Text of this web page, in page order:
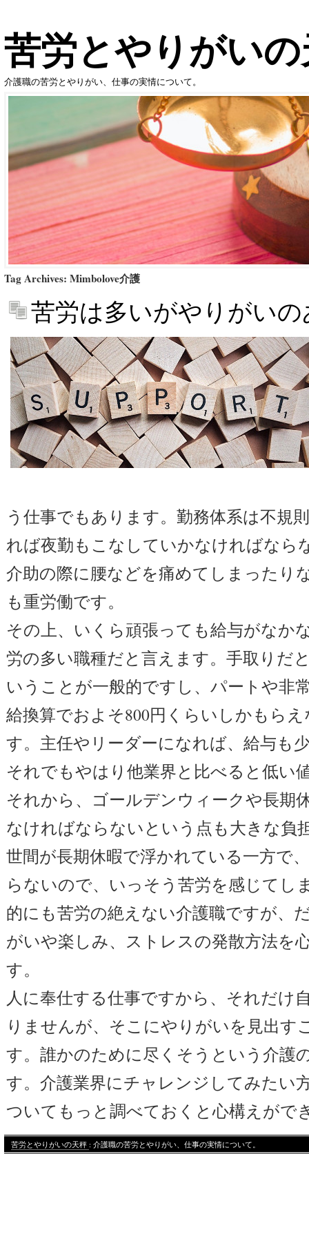
苦労とやりがい
介護職の苦労とやりがい、仕事の実情について。
Tag Archives: Mimbolove介護
苦労は多いがやりがい
う仕事でもあります。勤務体系は不規
れば夜勤もこなしていかなければなら
介助の際に腰などを痛めてしまったり
も重労働です。
その上、いくら頑張っても給与がなか
労の多い職種だと言えます。手取りだ
いうことが一般的ですし、パートや非
給換算でおよそ800円くらいしかもら
す。主任やリーダーになれば、給与も
それでもやはり他業界と比べると低い
それから、ゴールデンウィークや長期
なければならないという点も大きな負
世間が長期休暇で浮かれている一方で
らないので、いっそう苦労を感じてし
的にも苦労の絶えない介護職ですが、
がいや楽しみ、ストレスの発散方法を
す。
人に奉仕する仕事ですから、それだけ
りませんが、そこにやりがいを見出す
す。誰かのために尽くそうという介護
す。介護業界にチャレンジしてみたい
ついてもっと調べておくと心構えがで
苦労とやりがいの天秤 : 介護職の苦労とやりがい、仕事の実情について。